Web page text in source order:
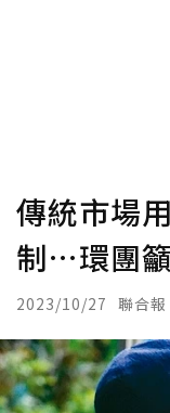
傳統市場
制…環團
2023/10/27 聯合